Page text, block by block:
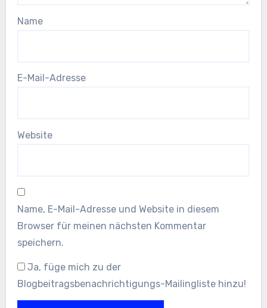
Name
E-Mail-Adresse
Website
Name, E-Mail-Adresse und Website in diesem
Browser für meinen nächsten Kommentar
speichern.
Ja, füge mich zu der
Blogbeitragsbenachrichtigungs-Mailingliste hinzu!